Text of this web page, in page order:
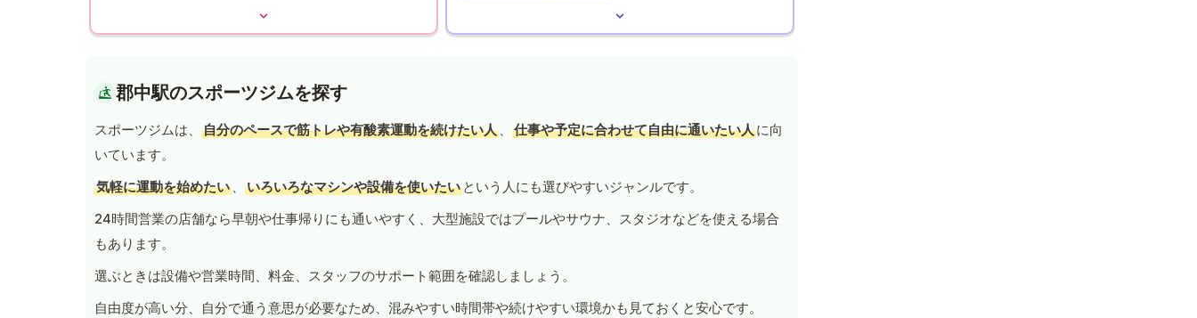
郡中駅のスポーツジムを探す
スポーツジムは、 自分のペースで筋トレや有酸素運動を続けたい人 、 仕事や予定に合わせて自由に通いたい人に向
いています。
気軽に運動を始めたい 、 いろいろなマシンや設備を使いたい という人にも選びやすいジャンルです。
24時間営業の店舗なら早朝や仕事帰りにも通いやすく、大型施設ではプールやサウナ、スタジオなどを使える場合
もあります。
選ぶときは設備や営業時間、料金、スタッフのサポート範囲を確認しましょう。
自由度が高い分、自分で通う意思が必要なため、混みやすい時間帯や続けやすい環境かも見ておくと安心です。